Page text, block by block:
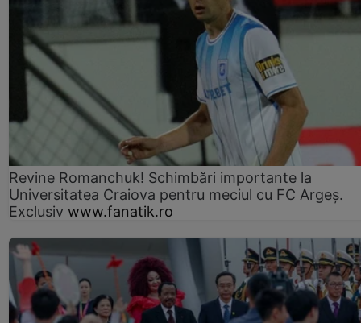
Revine Romanchuk! Schimbări importante la
Universitatea Craiova pentru meciul cu FC Argeş.
Exclusiv www.fanatik.ro